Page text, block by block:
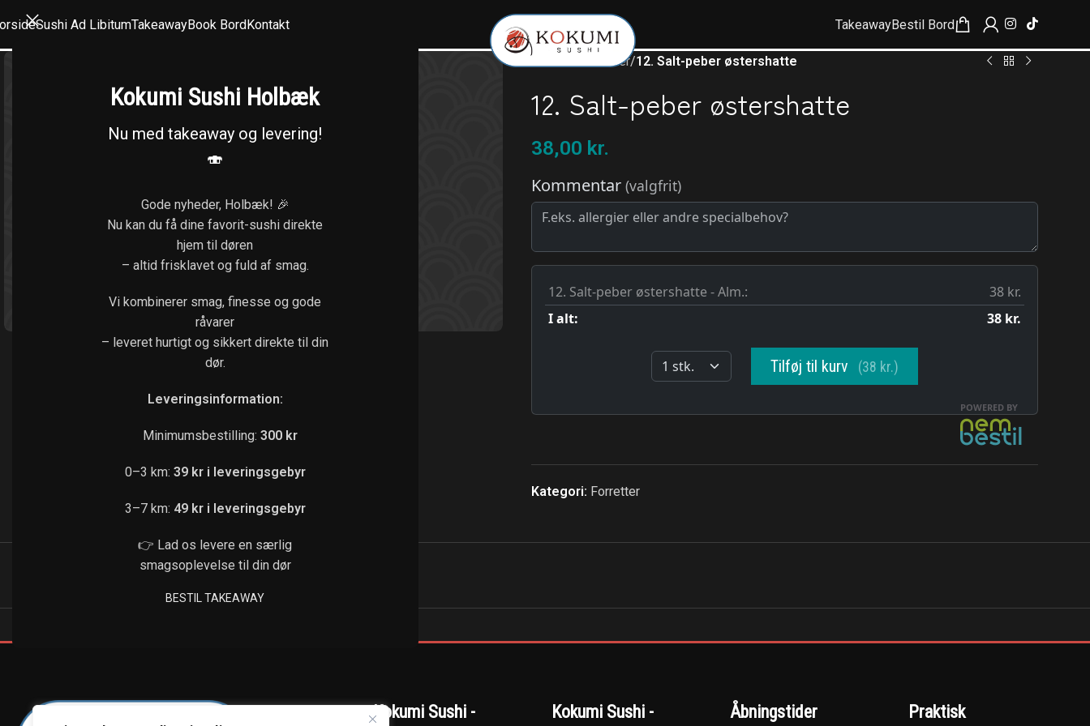
Kokumi Sushi Holbæk
Nu med takeaway og levering!
🍣
Gode nyheder, Holbæk! 🎉
Nu kan du få dine favorit-sushi direkte
hjem til døren
– altid frisklavet og fuld af smag.
Vi kombinerer smag, finesse og gode
råvarer
– leveret hurtigt og sikkert direkte til din
dør.
Leveringsinformation:
Minimumsbestilling: 300 kr
0–3 km: 39 kr i leveringsgebyr
3–7 km: 49 kr i leveringsgebyr
👉 Lad os levere en særlig
smagsoplevelse til din dør
BESTIL TAKEAWAY
Sushi Ad LibitumTakeawayBook BordKontakt TakeawayBestil Bord
Klik for at forstørre
Forside Forretter/12. Salt-peber østershatte
12. Salt-peber østershatte
38,00 kr.
Kategori: Forretter
Kokumi Sushi - Kokumi Sushi - Åbningstider Praktisk